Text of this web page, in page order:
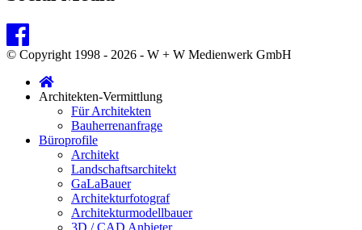
© Copyright 1998 - 2026 - W + W Medienwerk GmbH
Architekten-Vermittlung
Für Architekten
Bauherrenanfrage
Büroprofile
Architekt
Landschaftsarchitekt
GaLaBauer
Architekturfotograf
Architekturmodellbauer
3D / CAD Anbieter